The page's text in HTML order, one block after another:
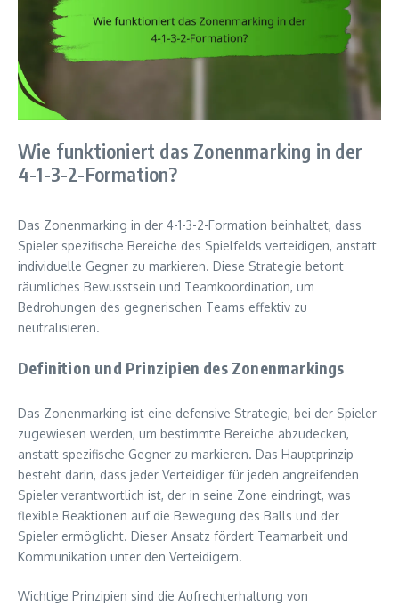
Wie funktioniert das Zonenmarking in der
4-1-3-2-Formation?
Das Zonenmarking in der 4-1-3-2-Formation beinhaltet, dass
Spieler spezifische Bereiche des Spielfelds verteidigen, anstatt
individuelle Gegner zu markieren. Diese Strategie betont
räumliches Bewusstsein und Teamkoordination, um
Bedrohungen des gegnerischen Teams effektiv zu
neutralisieren.
Definition und Prinzipien des Zonenmarkings
Das Zonenmarking ist eine defensive Strategie, bei der Spieler
zugewiesen werden, um bestimmte Bereiche abzudecken,
anstatt spezifische Gegner zu markieren. Das Hauptprinzip
besteht darin, dass jeder Verteidiger für jeden angreifenden
Spieler verantwortlich ist, der in seine Zone eindringt, was
flexible Reaktionen auf die Bewegung des Balls und der
Spieler ermöglicht. Dieser Ansatz fördert Teamarbeit und
Kommunikation unter den Verteidigern.
Wichtige Prinzipien sind die Aufrechterhaltung von